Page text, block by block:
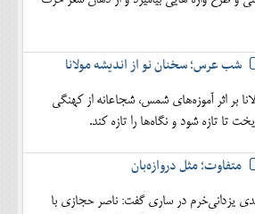
شب عرس؛ سخنان نو از اندیشه مولانا
بر اثر آموزه‌های شمس، شجاعانه از کهنگی
تا تازه شود و نگاه‌ها را تازه کند.
متفاوت؛ مثل دروازه‌بان
یزدانی‌خرم در ساری گفت: ناصر حجازی با